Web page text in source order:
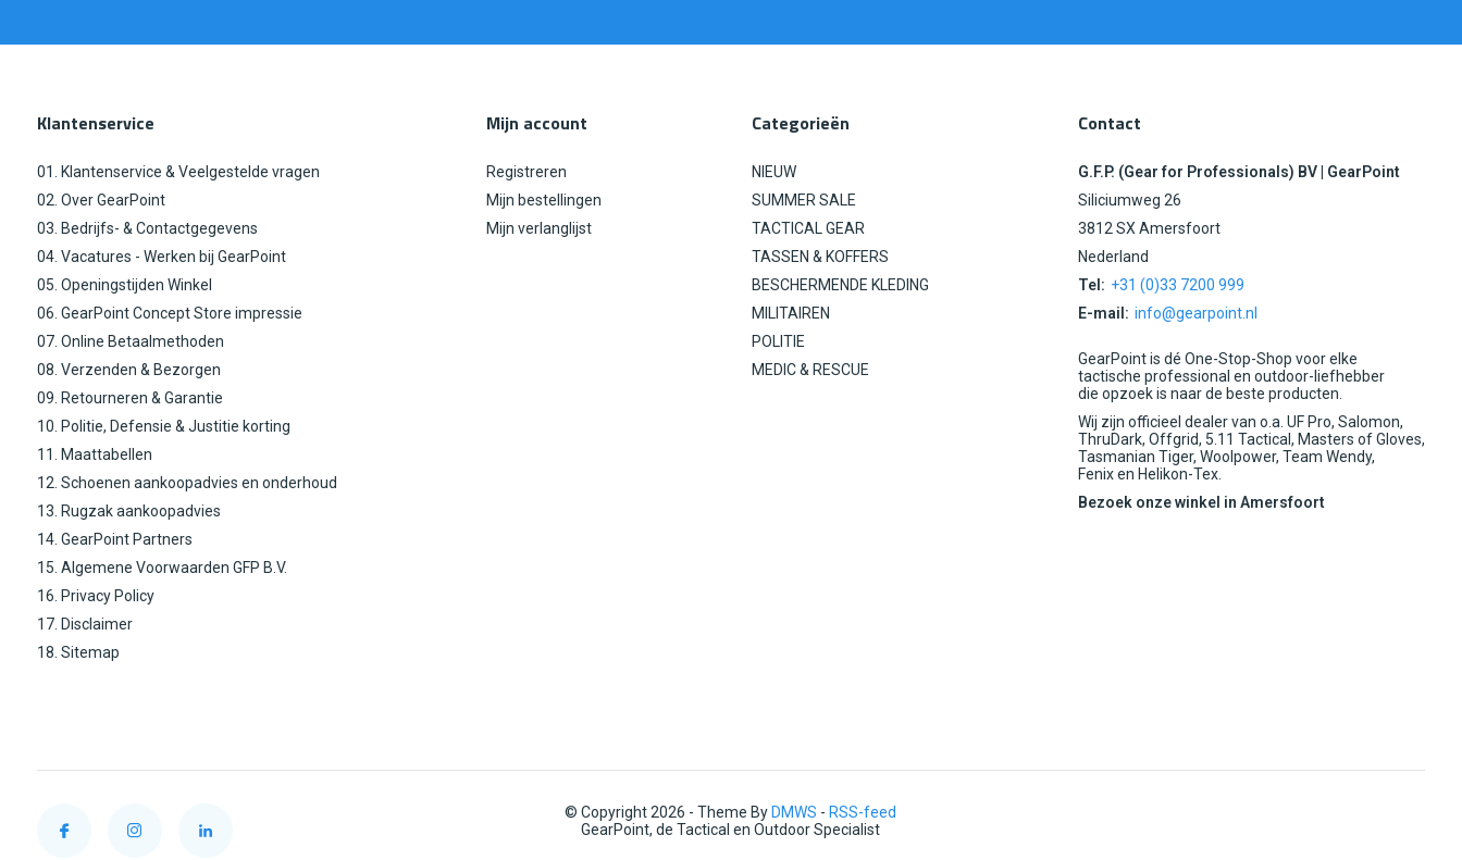
Klantenservice
01. Klantenservice & Veelgestelde vragen
02. Over GearPoint
03. Bedrijfs- & Contactgegevens
04. Vacatures - Werken bij GearPoint
05. Openingstijden Winkel
06. GearPoint Concept Store impressie
07. Online Betaalmethoden
08. Verzenden & Bezorgen
09. Retourneren & Garantie
10. Politie, Defensie & Justitie korting
11. Maattabellen
12. Schoenen aankoopadvies en onderhoud
13. Rugzak aankoopadvies
14. GearPoint Partners
15. Algemene Voorwaarden GFP B.V.
16. Privacy Policy
17. Disclaimer
18. Sitemap
Mijn account
Registreren
Mijn bestellingen
Mijn verlanglijst
Categorieën
NIEUW
SUMMER SALE
TACTICAL GEAR
TASSEN & KOFFERS
BESCHERMENDE KLEDING
MILITAIREN
POLITIE
MEDIC & RESCUE
Contact
G.F.P. (Gear for Professionals) BV | GearPoint
Siliciumweg 26
3812 SX Amersfoort
Nederland
Tel: +31 (0)33 7200 999
E-mail: info@gearpoint.nl
GearPoint is dé One-Stop-Shop voor elke
tactische professional en outdoor-liefhebber
die opzoek is naar de beste producten.
Wij zijn officieel dealer van o.a. UF Pro, Salomon,
ThruDark, Offgrid, 5.11 Tactical, Masters of Gloves,
Tasmanian Tiger, Woolpower, Team Wendy,
Fenix en Helikon-Tex.
Bezoek onze winkel in Amersfoort
© Copyright 2026 - Theme ByDMWS -RSS-feed
GearPoint, de Tactical en Outdoor Specialist